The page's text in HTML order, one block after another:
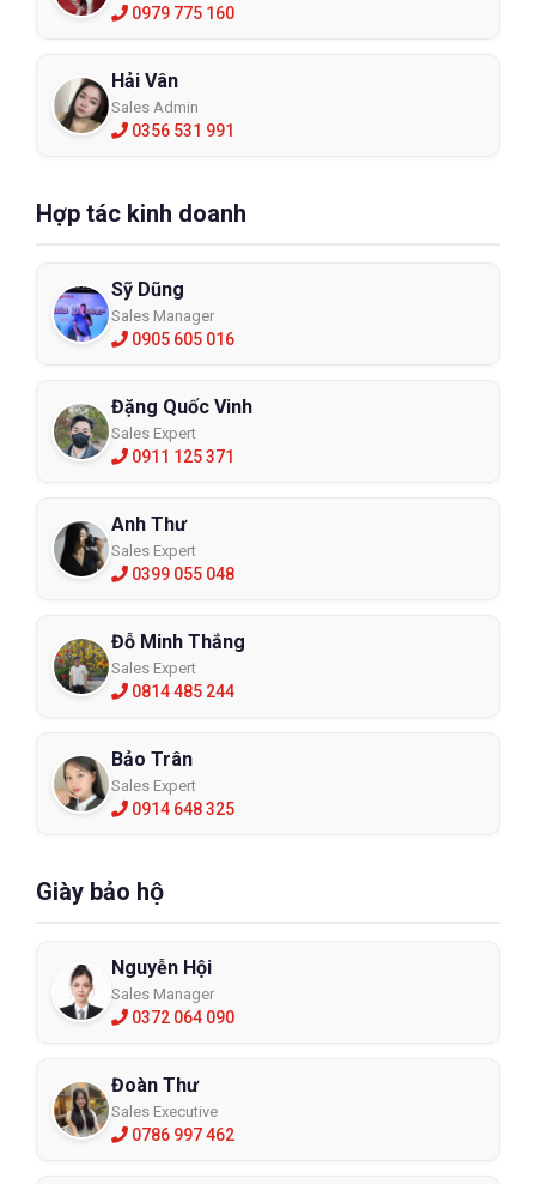
0979 775 160
Hải Vân
Sales Admin
0356 531 991
Hợp tác kinh doanh
Sỹ Dũng
Sales Manager
0905 605 016
Đặng Quốc Vinh
Sales Expert
0911 125 371
Anh Thư
Sales Expert
0399 055 048
Đỗ Minh Thắng
Sales Expert
0814 485 244
Bảo Trân
Sales Expert
0914 648 325
Giày bảo hộ
Nguyễn Hội
Sales Manager
0372 064 090
Đoàn Thư
Sales Executive
0786 997 462